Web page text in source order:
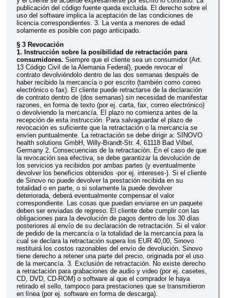
publicación del código fuente queda excluida. El derecho sobre el
uso del software implica la aceptación de las condiciones de
licencia correspondientes. 3. La venta a menores de edad
solamente es posible con pago anticipado.
§ 3 Revocación
1. Instrucción sobre la posibilidad de retractación para
consumidores. Siempre que el cliente sea un consumidor (Art.
13 Código Civil de la Alemania Federal), puede revocar el
contrato devolviéndolo dentro de las dos semanas después de
haber recibido la mercancía o por escrito (también como correo
electrónico o fax). El cliente puede retractarse de la declaración
de contrato dentro de (dos semanas) sin necesidad de manifestar
razones, en forma de texto (por ej. carta, fax, correo electrónico)
o devolviendo la mercancía. El plazo no comienza antes de la
recepción de esta instrucción. Para salvaguardar el plazo de
revocación es suficiente que la retractación o la mercancía se
envíen puntualmente. La retractación se debe dirigir a: SINOVO
health solutions GmbH, Willy-Brandt-Str. 4, 61118 Bad Vilbel,
Germany 2. Consecuencias de la retractación. En el caso de que
la revocación sea efectiva, se debe garantizar la devolución de
los servicios ya recibidos por ambas partes (y eventualmente
devolver los beneficios obtenidos -por ej. intereses-). Si el cliente
de Sinovo no puede devolver la prestación recibida en su
totalidad o en parte, o si solamente la puede devolver
deteriorada, deberá eventualmente compensar el valor
correspondiente. Las cosas que puedan enviarse en un paquete
deben ser enviadas de regreso. El cliente debe cumplir con las
obligaciones para la devolución de pagos dentro de los 30 días
posteriores al envío de su declaración de retractación. Si el valor
de pedido de la mercancía o la totalidad de la mercancía para la
cual se declara la retractación supera los EUR 40,00, Sinovo
restituirá los costos razonables del envío de devolución. Sinovo
tiene derecho a retener una parte del precio, originada por el uso
de la mercancía. 3. Exclusión de retractación. No existe derecho
a retractación para grabaciones de audio y video (por ej. casetes,
CD, DVD, CD-ROM) o software al que el comprador le haya
retirado el sello, tampoco para prestaciones que se transmitieron
en línea (por ej. software en forma de descarga).